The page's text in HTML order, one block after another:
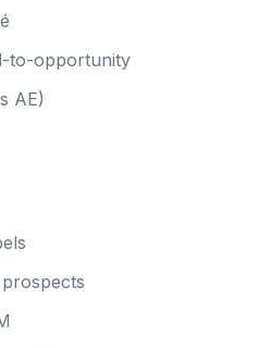
to-opportunity
AE)